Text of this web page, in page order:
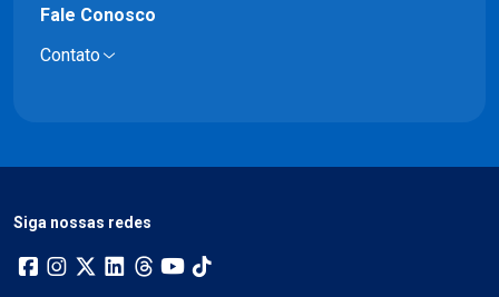
Fale Conosco
Contato
Siga nossas redes